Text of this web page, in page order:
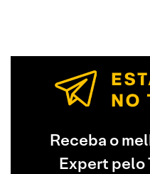
Receba o
Expert pelo